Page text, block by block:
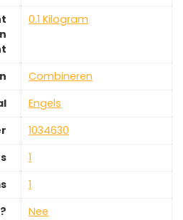
‎0.1 Kilogram
‎Combineren
‎Engels
‎1034630
‎1
‎1
‎Nee